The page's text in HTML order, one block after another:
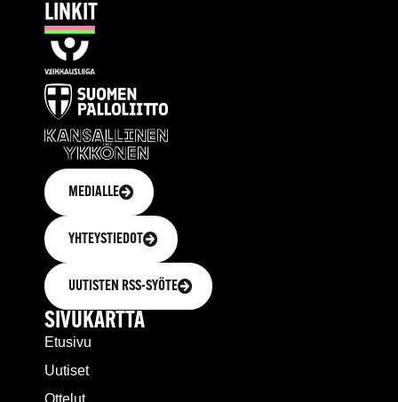
LINKIT
MEDIALLE
YHTEYSTIEDOT
UUTISTEN RSS-SYÖTE
SIVUKARTTA
Etusivu
Uutiset
Ottelut